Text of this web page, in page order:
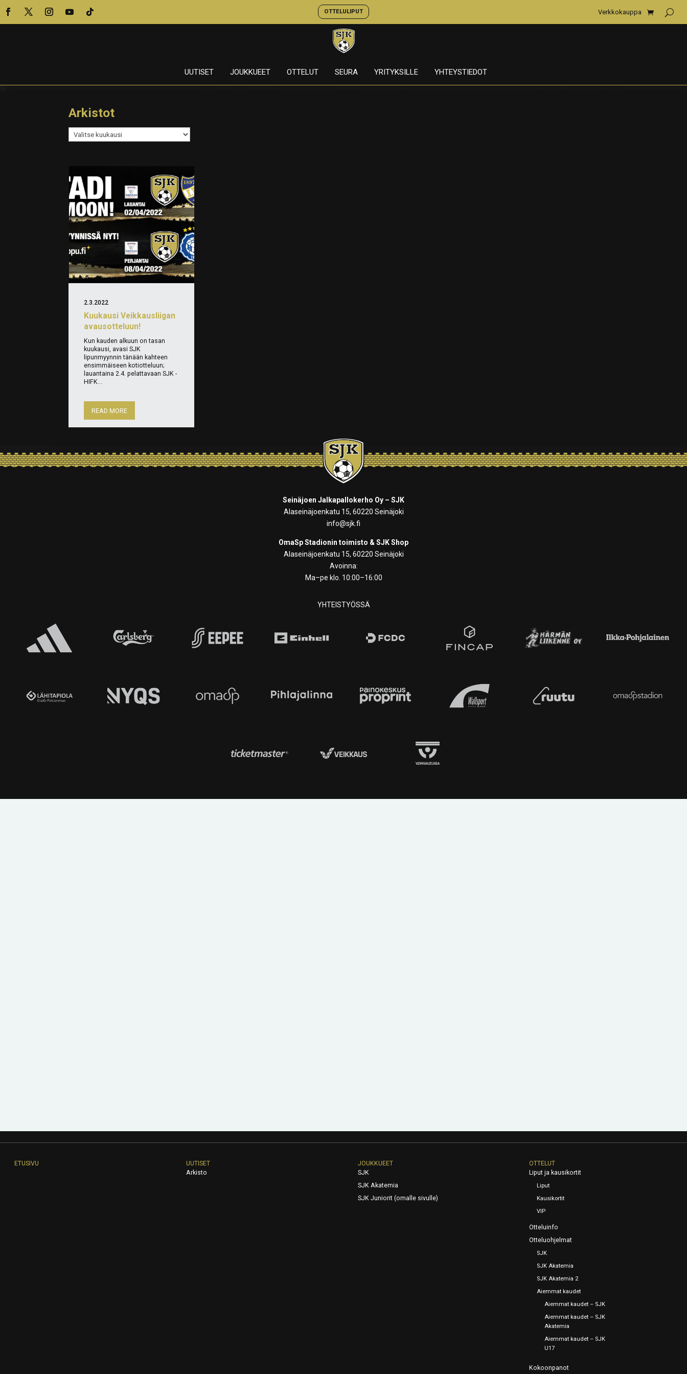
OTTELULIPUT Verkkokauppa
UUTISET JOUKKUEET OTTELUT SEURA YRITYKSILLE YHTEYSTIEDOT
Arkistot
Arkistot
Kuukausi Veikkausliigan
avausotteluun!
2.3.2022
Kun kauden alkuun on tasan
kuukausi, avasi SJK
lipunmyynnin tänään kahteen
ensimmäiseen kotiotteluun;
lauantaina 2.4. pelattavaan SJK -
HIFK...
READ MORE
Seinäjoen Jalkapallokerho Oy – SJK
Alaseinäjoenkatu 15, 60220 Seinäjoki
info@sjk.fi
OmaSp Stadionin toimisto & SJK Shop
Alaseinäjoenkatu 15, 60220 Seinäjoki
Avoinna:
Ma–pe klo. 10:00–16:00
YHTEISTYÖSSÄ
ETUSIVU
UUTISET
Arkisto
JOUKKUEET
SJK
SJK Akatemia
SJK Juniorit (omalle sivulle)
OTTELUT
Liput ja kausikortit
Liput
Kausikortit
VIP
Otteluinfo
Otteluohjelmat
SJK
SJK Akatemia
SJK Akatemia 2
Aiemmat kaudet
Aiemmat kaudet – SJK
Aiemmat kaudet – SJK
Akatemia
Aiemmat kaudet – SJK
U17
Kokoonpanot